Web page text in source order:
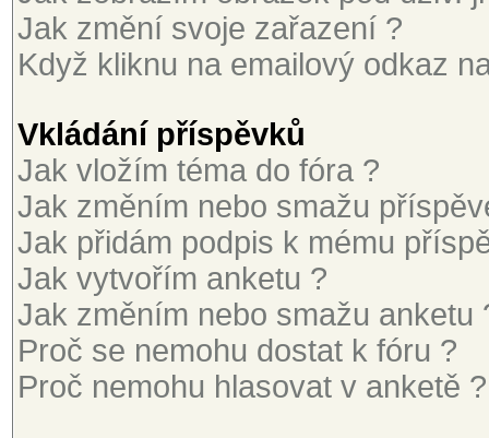
Jak změní svoje zařazení ?
Když kliknu na emailový odkaz
Vkládání příspěvků
Jak vložím téma do fóra ?
Jak změním nebo smažu
Jak přidám podpis k mému
Jak vytvořím anketu ?
Jak změním nebo smažu anketu
Proč se nemohu dostat k fóru ?
Proč nemohu hlasovat v anketě ?